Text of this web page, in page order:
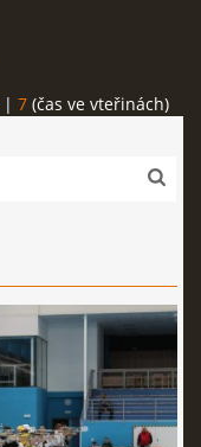
| 7 (čas ve vteřinách)